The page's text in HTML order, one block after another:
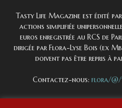
Tasty Life Magazine est édité
actions simplifiée
euros enregistrée au RCS de
dirigée par Flora-Lyse Bois (ex
doivent pas être repris à
Contactez-nous: flora/@/